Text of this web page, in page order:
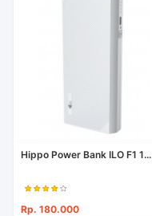
Hippo Power Bank ILO F1 1...
Rp. 180.000